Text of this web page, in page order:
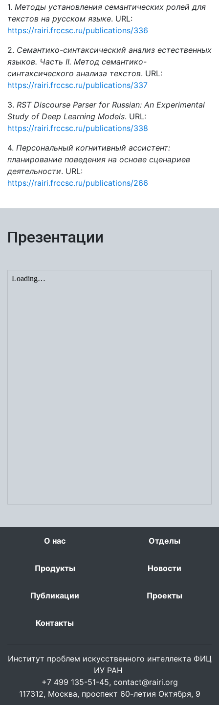
1. Методы установления семантических ролей для
текстов на русском языке. URL:
https://rairi.frccsc.ru/publications/336
2. Семантико-синтаксический анализ естественных
языков. Часть II. Метод семантико-
синтаксического анализа текстов. URL:
https://rairi.frccsc.ru/publications/337
3. RST Discourse Parser for Russian: An Experimental
Study of Deep Learning Models. URL:
https://rairi.frccsc.ru/publications/338
4. Персональный когнитивный ассистент:
планирование поведения на основе сценариев
деятельности. URL:
https://rairi.frccsc.ru/publications/266
Презентации
О нас Отделы
Продукты Новости
Публикации Проекты
Контакты
Институт проблем искусственного интеллекта ФИЦ
ИУ РАН
+7 499 135-51-45, contact@rairi.org
117312, Москва, проспект 60-летия Октября, 9